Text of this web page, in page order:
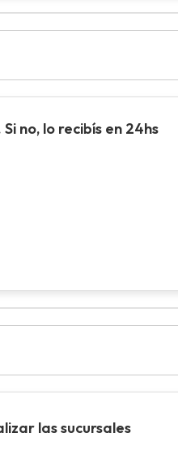
no, lo recibís en 24hs
las sucursales